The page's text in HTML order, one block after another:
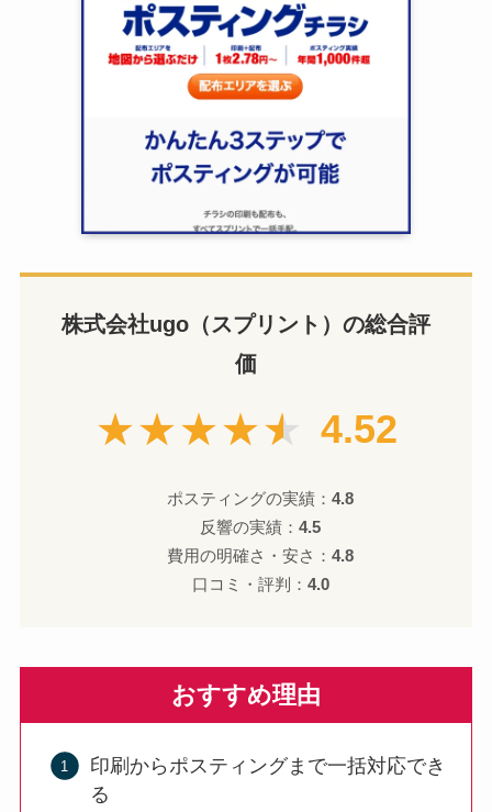
株式会社ugo（スプリント）の総合評
価
★★★★★ 4.52
ポスティングの実績：4.8
反響の実績：4.5
費用の明確さ・安さ：4.8
口コミ・評判： 4.0
おすすめ理由
印刷からポスティングまで一括対応でき
る